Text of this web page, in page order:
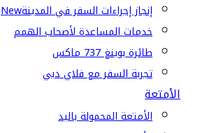
إنجاز إجراءات السفر في المدينةNew
خدمات المساعدة لأصحاب الهمم
طائرة بوينغ 737 ماكس
تجربة السفر مع فلاي دبي
الأمتعة
الأمتعة المحمولة باليد